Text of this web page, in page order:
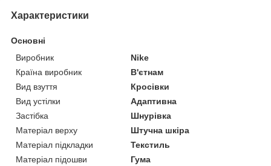
Характеристики
Основні
Виробник
Nike
Країна виробник
В'єтнам
Вид взуття
Кросівки
Вид устілки
Адаптивна
Застібка
Шнурівка
Матеріал верху
Штучна шкіра
Матеріал підкладки
Текстиль
Матеріал підошви
Гума